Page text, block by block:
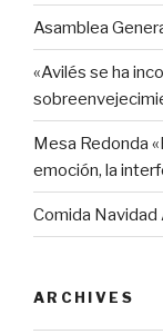
Asamblea
«Avilés se ha
Mesa Redonda
emoción, la
Comida Navidad
ARCHIVES